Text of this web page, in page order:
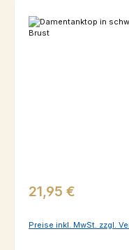
Bildergalerie überspringen
Regulärer Preis:
21,95 €
Preise inkl. MwSt. zzgl.